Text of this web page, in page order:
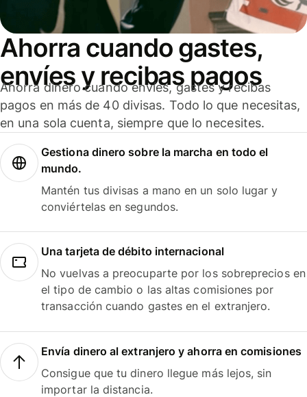
Ahorra cuando gastes,
envíes y recibas pagos
Ahorra dinero cuando envíes, gastes y recibas
pagos en más de 40 divisas. Todo lo que necesitas,
en una sola cuenta, siempre que lo necesites.
Gestiona dinero sobre la marcha en todo el
mundo.
Mantén tus divisas a mano en un solo lugar y
conviértelas en segundos.
Una tarjeta de débito internacional
No vuelvas a preocuparte por los sobreprecios en
el tipo de cambio o las altas comisiones por
transacción cuando gastes en el extranjero.
Envía dinero al extranjero y ahorra en comisiones
Consigue que tu dinero llegue más lejos, sin
importar la distancia.